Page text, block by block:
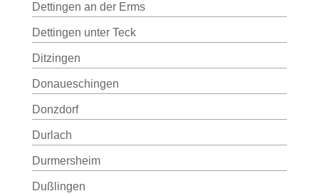
Dettingen an der Erms
Dettingen unter Teck
Ditzingen
Donaueschingen
Donzdorf
Durlach
Durmersheim
Dußlingen